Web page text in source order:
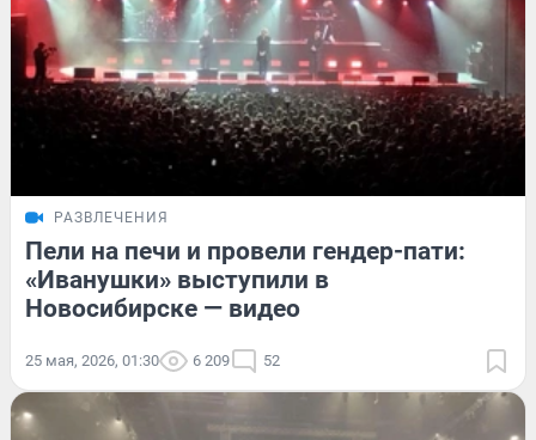
РАЗВЛЕЧЕНИЯ
Пели на печи и провели гендер-пати:
«Иванушки» выступили в
Новосибирске — видео
25 мая, 2026, 01:30 6 209 52